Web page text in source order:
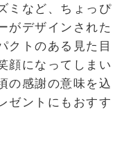
ミなど、ちょっぴ
がデザインされた
クトのある見た目
顔になってしまい
の感謝の意味を込
ゼントにもおすす